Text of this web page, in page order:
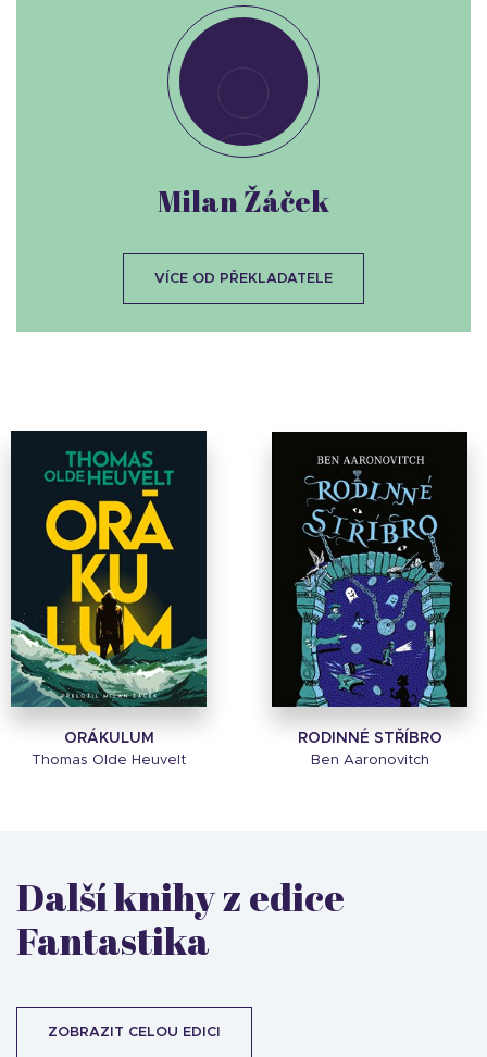
ORÁKULUM
Thomas Olde Heuvelt
RODINNÉ STŘÍBRO
Ben Aaronovitch
Milan Žáček
VÍCE OD PŘEKLADATELE
Další knihy z edice
Fantastika
ZOBRAZIT CELOU EDICI